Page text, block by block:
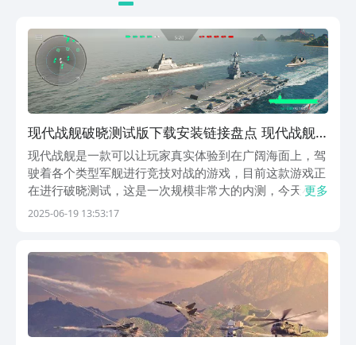
现代战舰破晓测试版下载安装链接盘点 现代战舰
破晓测试下载链接详解
现代战舰是一款可以让玩家真实体验到在广阔海面上，驾
驶着各个类型军舰进行竞技对战的游戏，目前这款游戏正
在进行破晓测试，这是一次规模非常大的内测，今天小编
带来的就是现代战舰破晓测试版下载地址介绍。因为本次
舰...
更多
2025-06-19 13:53:17